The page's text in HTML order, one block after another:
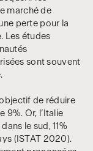
marché de
perte pour la
Les études
sont souvent
objectif de réduire
9%. Or, l’Italie
le sud, 11%
(ISTAT 2020).